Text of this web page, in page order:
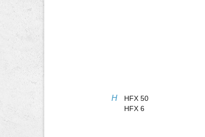
H
HFX 50
HFX 6